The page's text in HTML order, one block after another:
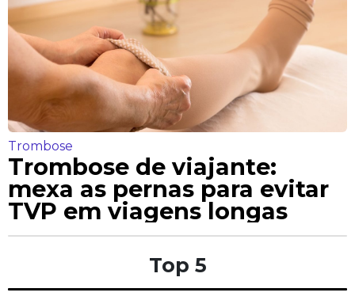
Trombose
Trombose de viajante:
mexa as pernas para evitar
TVP em viagens longas
Top 5